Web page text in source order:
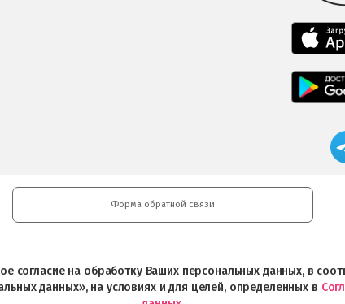
Форма обратной связи
согласие на обработку Ваших персональных данных, в
данных», на условиях и для целей, определенных в